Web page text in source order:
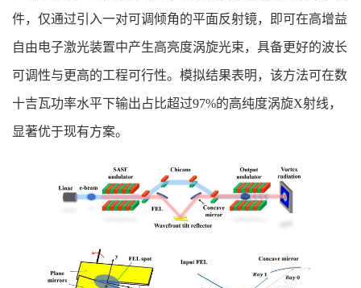
件，仅通过引入一对可调倾角的平面反射镜，即可在高增益
自由电子激光装置中产生高亮度涡旋光束，具备更好的波长
可调性与更高的工程可行性。模拟结果表明，该方法可在数
十吉瓦功率水平下输出占比超过97%的高纯度涡旋X射线，
显著优于现有方案。